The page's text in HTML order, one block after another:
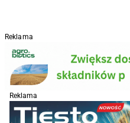
Reklama
Reklama